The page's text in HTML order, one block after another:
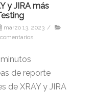
y JIRA más
marzo 13, 2023 /
minutos
de reporte
de XRAY y JIRA